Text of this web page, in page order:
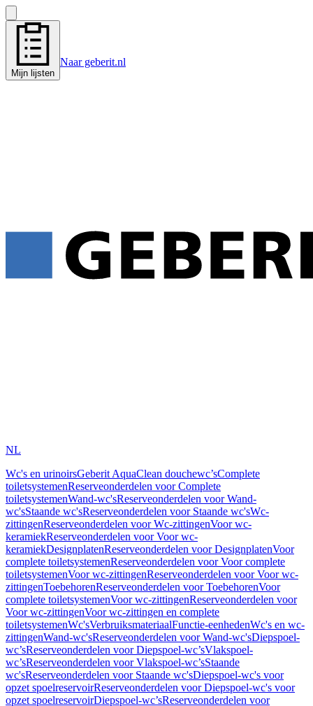
Mijn lijsten
Naar geberit.nl
NL
Wc's en urinoirsGeberit AquaClean douchewc’sComplete
toiletsystemenReserveonderdelen voor Complete
toiletsystemenWand-wc'sReserveonderdelen voor Wand-
wc'sStaande wc'sReserveonderdelen voor Staande wc'sWc-
zittingenReserveonderdelen voor Wc-zittingenVoor wc-
keramiekReserveonderdelen voor Voor wc-
keramiekDesignplatenReserveonderdelen voor DesignplatenVoor
complete toiletsystemenReserveonderdelen voor Voor complete
toiletsystemenVoor wc-zittingenReserveonderdelen voor Voor wc-
zittingenToebehorenReserveonderdelen voor ToebehorenVoor
complete toiletsystemenVoor wc-zittingenReserveonderdelen voor
Voor wc-zittingenVoor wc-zittingen en complete
toiletsystemenWc'sVerbruiksmateriaalFunctie-eenhedenWc's en wc-
zittingenWand-wc'sReserveonderdelen voor Wand-wc'sDiepspoel-
wc’sReserveonderdelen voor Diepspoel-wc’sVlakspoel-
wc’sReserveonderdelen voor Vlakspoel-wc’sStaande
wc'sReserveonderdelen voor Staande wc'sDiepspoel-wc's voor
opzet spoelreservoirReserveonderdelen voor Diepspoel-wc's voor
opzet spoelreservoirDiepspoel-wc’sReserveonderdelen voor